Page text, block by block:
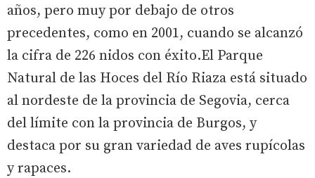
años, pero muy por debajo de otros
precedentes, como en 2001, cuando se alcanzó
la cifra de 226 nidos con éxito.El Parque
Natural de las Hoces del Río Riaza está situado
al nordeste de la provincia de Segovia, cerca
del límite con la provincia de Burgos, y
destaca por su gran variedad de aves rupícolas
y rapaces.